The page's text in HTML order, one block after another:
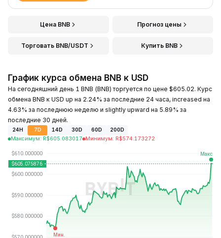
Цена BNB Прогноз цены
Торговать BNB/USDT Купить BNB
График курса обмена BNB к USD
На сегодняшний день 1 BNB (BNB) торгуется по цене $605.02. Курс
обмена BNB к USD up на 2.24% за последние 24 часа, increased на
4.63% за последнюю неделю и slightly upward на 5.89% за
последние 30 дней.
24H 7D 14D 30D 60D
200D
Максимум: R$605.083017 Минимум: R$574.173272
Последнее обновление: 15:42 GMT+0 2026-08-08